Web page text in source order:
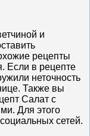
и
рецепты
Если в рецепте
неточность
Также вы
Салат с
Для этого
сетей.